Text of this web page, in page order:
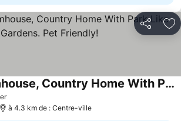
Partager
Old Rose Farmhouse, Country Home With Park Like Gardens. Pet Friendly!
à 4.3 km de : Centre-ville